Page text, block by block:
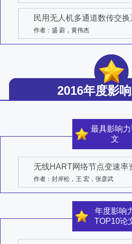
民用无人机多通道数传交
作者：盛 蔚，黄伟杰
2016年度影
最具影响
文
无线HART网络节点变速率
作者：封岸松，王 宏，张彦武
年度影响
TOP10论